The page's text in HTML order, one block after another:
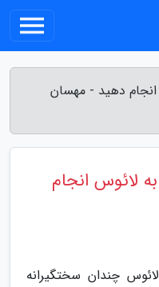
انجام دهید - مهسان
لائوس انجام
چندان سختگیرانه